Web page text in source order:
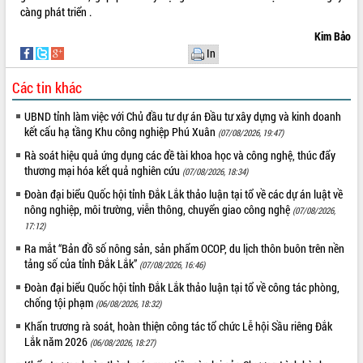
Tháo gỡ những vướng mắc, đẩy mạnh
tại Trung tâm Phục vụ hành chính
công tỉnh
Đắk Lắk: Tôn vinh 46 giải pháp tại Hội
thi Sáng tạo Kỹ thuật 2024 - 2025
Đắk Lắk rà soát, điều chỉnh Đề án 190
về phát triển nuôi trồng thủy sản
Phó Chủ tịch UBND tỉnh Đắk Lắk
Trương Công Thái kiểm tra thực địa
Dự án cao tốc Khánh Hòa - Buôn Ma
Thuột
Định vị cà phê Việt Nam như một “di
sản sống” trong dòng chảy toàn cầu
Xây dựng nông thôn mới: Nâng cao đời
sống người dân từ những mô hình thiết
thực
nhanh tiến độ các dự án trọng điểm
trong Khu kinh tế Nam Phú Yên
càng phát triển .
Kim Bảo
In
Các tin khác
UBND tỉnh làm việc với Chủ đầu tư dự án Đầu tư xây dựng và kinh doanh
kết cấu hạ tầng Khu công nghiệp Phú Xuân (07/08/2026, 19:47)
Rà soát hiệu quả ứng dụng các đề tài khoa học và công nghệ, thúc đẩy
thương mại hóa kết quả nghiên cứu (07/08/2026, 18:34)
Đoàn đại biểu Quốc hội tỉnh Đắk Lắk thảo luận tại tổ về các dự án luật về
nông nghiệp, môi trường, viễn thông, chuyển giao công nghệ (07/08/2026,
17:12)
Ra mắt “Bản đồ số nông sản, sản phẩm OCOP, du lịch thôn buôn trên nền
tảng số của tỉnh Đắk Lắk” (07/08/2026, 16:46)
Đoàn đại biểu Quốc hội tỉnh Đắk Lắk thảo luận tại tổ về công tác phòng,
chống tội phạm (06/08/2026, 18:32)
Khẩn trương rà soát, hoàn thiện công tác tổ chức Lễ hội Sầu riêng Đắk
Lắk năm 2026 (06/08/2026, 18:27)